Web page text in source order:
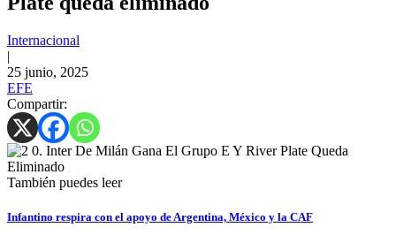
Internacional
|
25 junio, 2025
EFE
Compartir:
También puedes leer
Infantino respira con el apoyo de Argentina, México y la CAF